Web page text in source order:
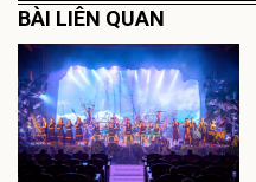
BÀI LIÊN QUAN